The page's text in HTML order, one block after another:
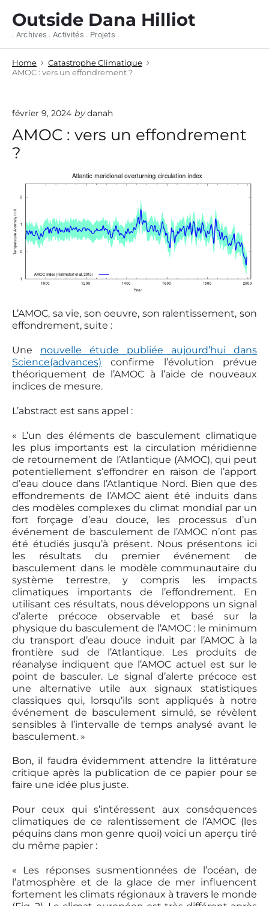
Outside Dana Hilliot
. Archives . Activités . Projets .
Home
Catastrophe Climatique
AMOC : vers un effondrement ?
février 9, 2024 by danah
AMOC : vers un effondrement
?
L’AMOC, sa vie, son oeuvre, son ralentissement, son
effondrement, suite :
Une nouvelle étude publiée aujourd’hui dans
Science(advances) confirme l’évolution prévue
théoriquement de l’AMOC à l’aide de nouveaux
indices de mesure.
L’abstract est sans appel :
« L’un des éléments de basculement climatique
les plus importants est la circulation méridienne
de retournement de l’Atlantique (AMOC), qui peut
potentiellement s’effondrer en raison de l’apport
d’eau douce dans l’Atlantique Nord. Bien que des
effondrements de l’AMOC aient été induits dans
des modèles complexes du climat mondial par un
fort forçage d’eau douce, les processus d’un
événement de basculement de l’AMOC n’ont pas
été étudiés jusqu’à présent. Nous présentons ici
les résultats du premier événement de
basculement dans le modèle communautaire du
système terrestre, y compris les impacts
climatiques importants de l’effondrement. En
utilisant ces résultats, nous développons un signal
d’alerte précoce observable et basé sur la
physique du basculement de l’AMOC : le minimum
du transport d’eau douce induit par l’AMOC à la
frontière sud de l’Atlantique. Les produits de
réanalyse indiquent que l’AMOC actuel est sur le
point de basculer. Le signal d’alerte précoce est
une alternative utile aux signaux statistiques
classiques qui, lorsqu’ils sont appliqués à notre
événement de basculement simulé, se révèlent
sensibles à l’intervalle de temps analysé avant le
basculement. »
Bon, il faudra évidemment attendre la littérature
critique après la publication de ce papier pour se
faire une idée plus juste.
Pour ceux qui s’intéressent aux conséquences
climatiques de ce ralentissement de l’AMOC (les
péquins dans mon genre quoi) voici un aperçu tiré
du même papier :
« Les réponses susmentionnées de l’océan, de
l’atmosphère et de la glace de mer influencent
fortement les climats régionaux à travers le monde